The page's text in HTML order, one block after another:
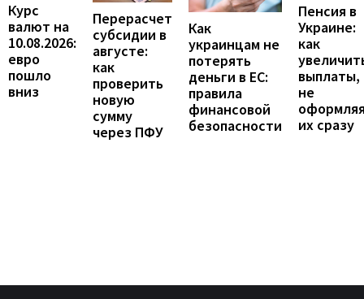
Курс
валют на
10.08.2026:
евро
пошло
вниз
Перерасчет
субсидии в
августе:
как
проверить
новую
сумму
через ПФУ
Как
украинцам не
потерять
деньги в ЕС:
правила
финансовой
безопасности
Пенсия в
Украине:
как
выплаты,
не
их сразу